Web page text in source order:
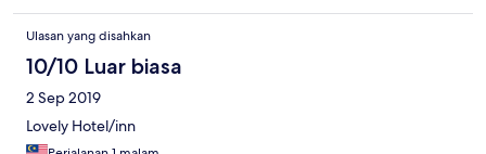
Ulasan yang disahkan
10/10 Luar biasa
2 Sep 2019
Lovely Hotel/inn